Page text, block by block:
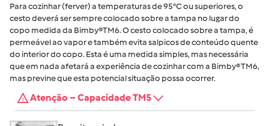
Para cozinhar (ferver) a temperaturas de 95°C ou superiores, o
cesto deverá ser sempre colocado sobre a tampa no lugar do
copo medida da Bimby®TM6. O cesto colocado sobre a tampa, é
permeável ao vapor e também evita salpicos de conteúdo quente
do interior do copo. Esta é uma medida simples, mas necessária
que em nada afetará a experiência de cozinhar com a Bimby® TM6,
mas previne que esta potencial situação possa ocorrer.
Atenção – Capacidade TM5